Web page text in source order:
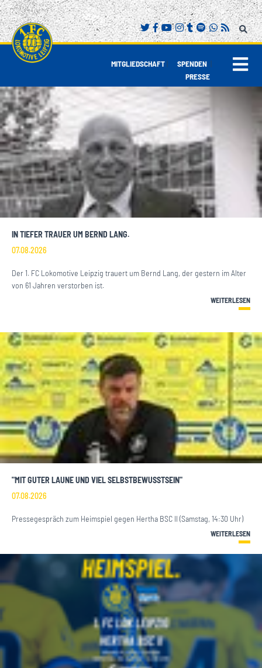
MITGLIEDSCHAFT| SPENDEN |
PRESSE
IN TIEFER TRAUER UM BERND LANG.
07.08.2026
Der 1. FC Lokomotive Leipzig trauert um Bernd Lang, der gestern im Alter
von 61 Jahren verstorben ist.
WEITERLESEN
"MIT GUTER LAUNE UND VIEL SELBSTBEWUSSTSEIN"
07.08.2026
Pressegespräch zum Heimspiel gegen Hertha BSC II (Samstag, 14:30 Uhr)
WEITERLESEN